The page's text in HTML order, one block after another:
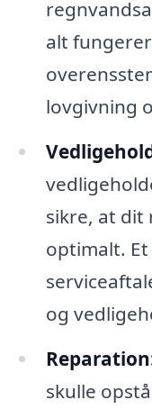
alt
lovgivning
sikre, at
optimalt.
og
skulle